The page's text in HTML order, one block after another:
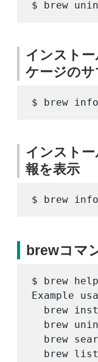
インスト
ケージの
インスト
報を表示
brewコマ
$ brew help
Example
brew
brew
brew
brew